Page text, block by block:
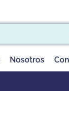
Nosotros